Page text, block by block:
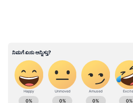
ABOUT THE AUTHOR